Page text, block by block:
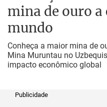
mina de ouro a
mundo
Conheça a maior mina de
Mina Muruntau no
impacto econômico global
Publicidade